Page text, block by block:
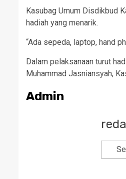
Kasubag Umum Disdikbud
hadiah yang menarik.
“Ada sepeda, laptop, hand
Dalam pelaksanaan turut
Muhammad Jasniansyah,
Admin